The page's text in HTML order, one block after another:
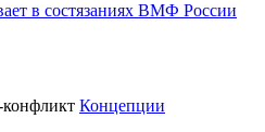
в состязаниях ВМФ России
Концепции